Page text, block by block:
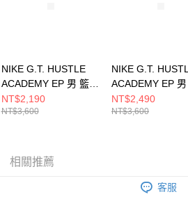
NIKE G.T. HUSTLE
ACADEMY EP 男 籃球
鞋 FJ7808003
NT$2,190
NT$3,600
NIKE G.T.
ACADEMY EP
鞋 FJ7808103
NT$2,490
NT$3,600
相關推薦
客服